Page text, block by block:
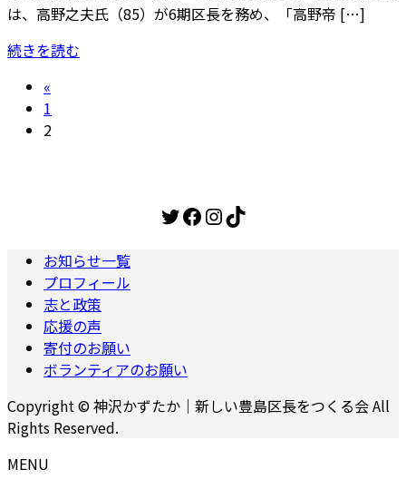
は、高野之夫氏（85）が6期区長を務め、「高野帝 […]
続きを読む
投
稿
送
り
«
固
定
1
固
2
Twitter
Facebook
Instagram
TikTok
お知らせ一覧
プロフィール
志と政策
応援の声
寄付のお願い
ボランティアのお願い
Copyright © 神沢かずたか｜新しい豊島区長をつくる会 All
Rights Reserved.
MENU